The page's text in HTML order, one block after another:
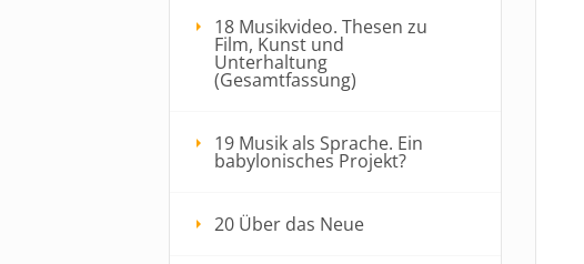
18 Musikvideo. Thesen zu
Film, Kunst und
Unterhaltung
(Gesamtfassung)
19 Musik als Sprache. Ein
babylonisches Projekt?
20 Über das Neue